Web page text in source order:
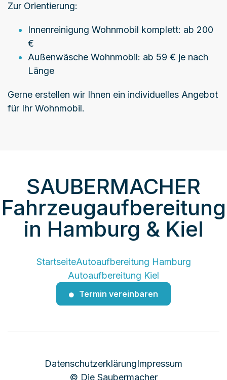
Zur Orientierung:
Innenreinigung Wohnmobil komplett: ab 200
€
Außenwäsche Wohnmobil: ab 59 € je nach
Länge
Gerne erstellen wir Ihnen ein individuelles Angebot
für Ihr Wohnmobil.
SAUBERMACHER
Fahrzeugaufbereitung
in Hamburg & Kiel
StartseiteAutoaufbereitung Hamburg
Autoaufbereitung Kiel
 Termin vereinbaren
© Die Saubermacher
DatenschutzerklärungImpressum